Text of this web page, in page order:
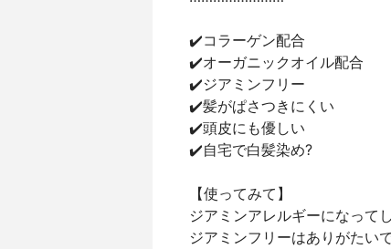
✔️コラーゲン配合
✔️オーガニックオイル配合
✔️ジアミンフリー
✔️髪がぱさつきにくい
✔️頭皮にも優しい
✔️自宅で白髪染め?
【使ってみて】
ジアミンアレルギーになって
ジアミンフリーはありがたいで